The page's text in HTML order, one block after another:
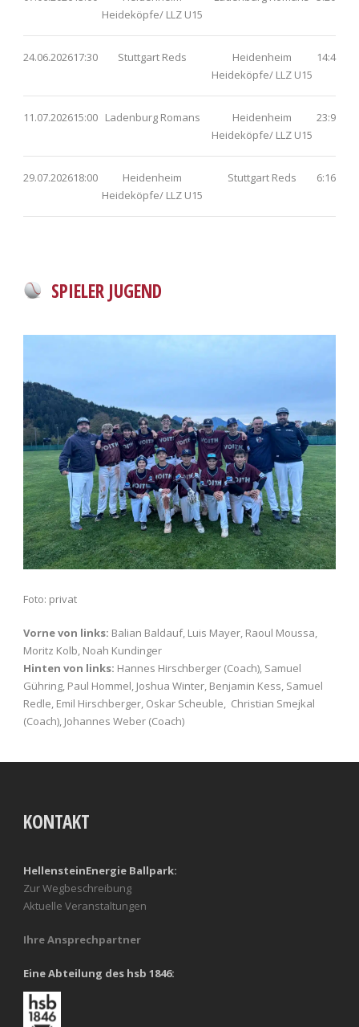
Heideköpfe/ LLZ U15
24.06.202617:30 Stuttgart Reds
Heidenheim
Heideköpfe/ LLZ U15
14:4
11.07.202615:00 Ladenburg Romans
Heidenheim
Heideköpfe/ LLZ U15
23:9
29.07.202618:00
Heidenheim
Heideköpfe/ LLZ U15
Stuttgart Reds 6:16
SPIELER JUGEND
Foto: privat
Vorne von links: Balian Baldauf, Luis Mayer, Raoul Moussa,
Moritz Kolb, Noah Kundinger
Hinten von links: Hannes Hirschberger (Coach), Samuel
Gühring, Paul Hommel, Joshua Winter, Benjamin Kess, Samuel
Redle, Emil Hirschberger, Oskar Scheuble, Christian Smejkal
(Coach), Johannes Weber (Coach)
KONTAKT
HellensteinEnergie Ballpark:
Zur Wegbeschreibung
Aktuelle Veranstaltungen
Ihre Ansprechpartner
Eine Abteilung des hsb 1846: